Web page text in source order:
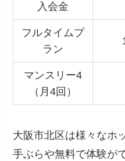
入会金
フルタイムプ
ラン
マンスリー4
（月4回）
大阪市北区は様々なホ
手ぶらや無料で体験が